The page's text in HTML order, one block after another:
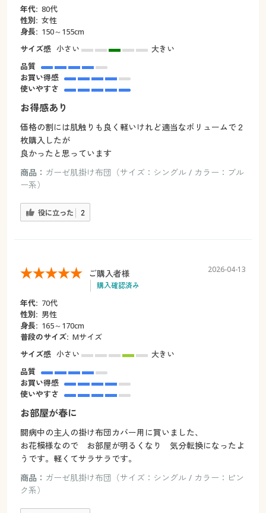
年代: 80代
性別: 女性
身長: 150～155cm
サイズ感 小さい
大きい
品質
お買い得感
使いやすさ
お得感あり
価格の割には肌触りも良く軽いけれど適当なボリュームで２
枚購入したが
良かったと思っています
商品： ガーゼ肌掛け布団（サイズ：シングル / カラー：ブル
ー系）
役に立った 2
ご購入者様
購入確認済み
2026-04-13
年代: 70代
性別: 男性
身長: 165～170cm
普段のサイズ: Мサイズ
サイズ感 小さい
大きい
品質
お買い得感
使いやすさ
お部屋が春に
闘病中の主人の掛け布団カバー用に買いました、
お花模様なので お部屋が明るくなり 気分転換になったよ
うです。軽くてサラサラです。
商品： ガーゼ肌掛け布団（サイズ：シングル / カラー：ピン
ク系）